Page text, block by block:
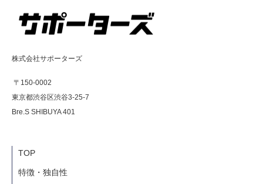
株式会社サポーターズ
〒150-0002
東京都渋谷区渋谷3-25-7
Bre.S SHIBUYA 401
TOP
特徴・独自性